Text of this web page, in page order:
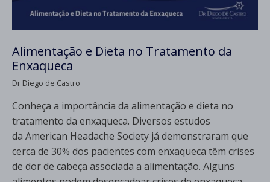
Alimentação e Dieta no Tratamento da
Enxaqueca
Dr Diego de Castro
Conheça a importância da alimentação e dieta no
tratamento da enxaqueca. Diversos estudos
da American Headache Society já demonstraram que
cerca de 30% dos pacientes com enxaqueca têm crises
de dor de cabeça associada a alimentação. Alguns